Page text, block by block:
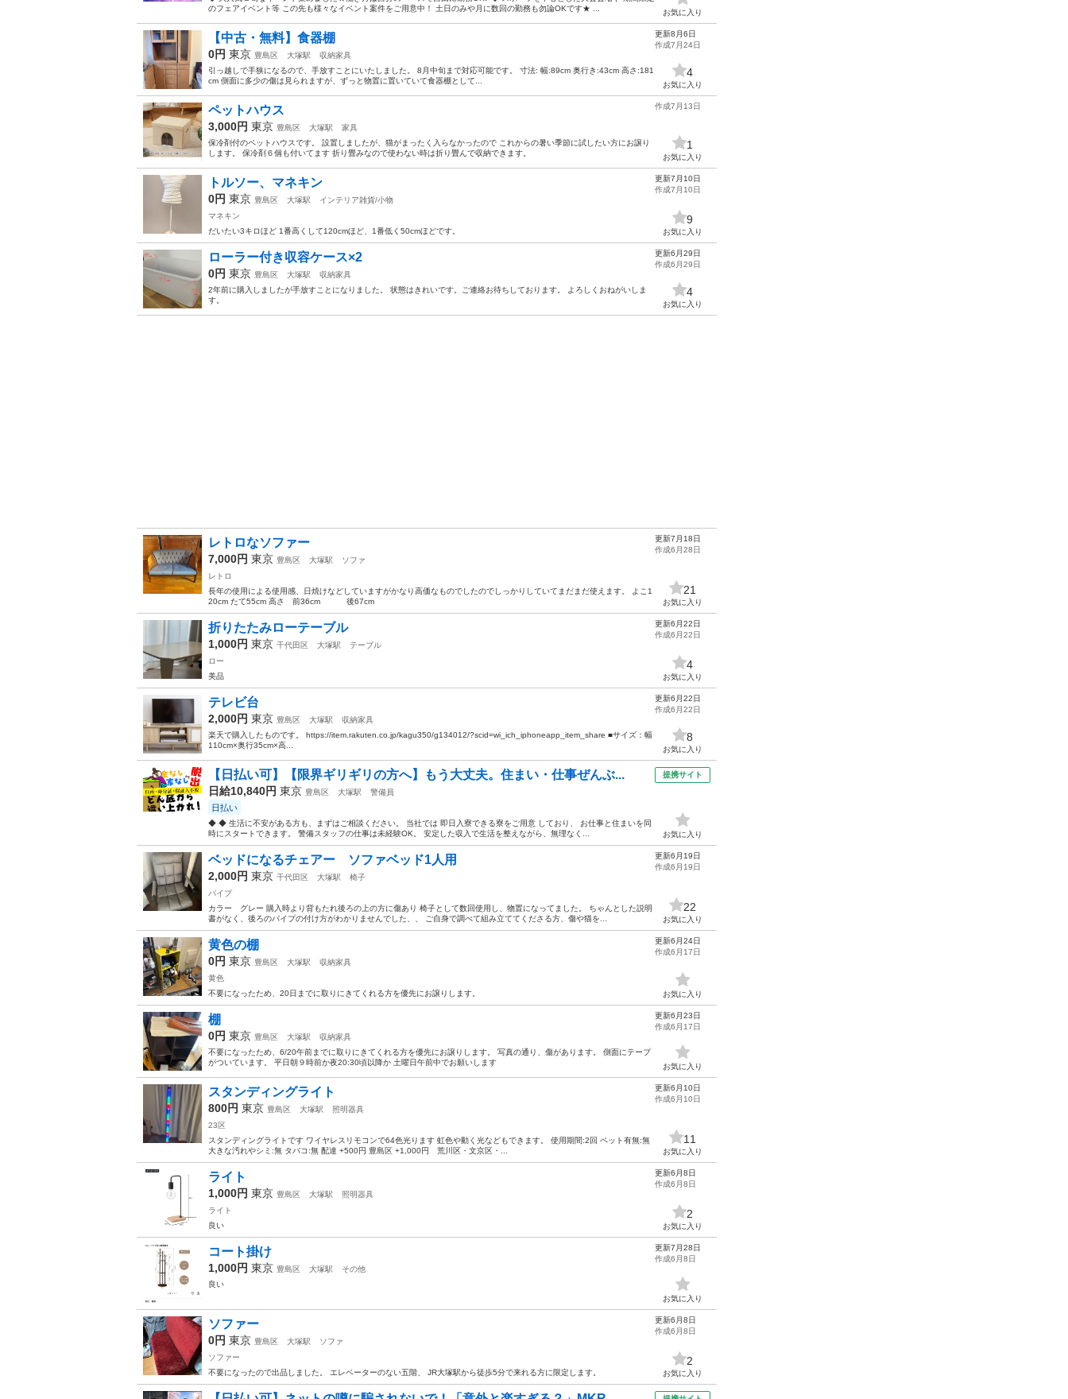
のフェアイベント等 この先も様々なイベント案件をご用意中！ 土日のみや月に数回の勤務も勿論OKです★ ...
お気に入り
【中古・無料】食器棚
0円 東京 豊島区 大塚駅
収納家具
引っ越しで手狭になるので、手放すことにいたしました。 8月中旬まで対応可能です。 寸法: 幅:89cm 奥行き:43cm 高さ:181
cm 側面に多少の傷は見られますが、ずっと物置に置いていて食器棚として...
更新8月6日
作成7月24日
4
お気に入り
ペットハウス
3,000円 東京 豊島区 大塚駅
家具
保冷剤付のペットハウスです。 設置しましたが、猫がまったく入らなかったので これからの暑い季節に試したい方にお譲り
します。 保冷剤６個も付いてます 折り畳みなので使わない時は折り畳んで収納できます。
作成7月13日
1
お気に入り
トルソー、マネキン
0円 東京 豊島区 大塚駅
インテリア雑貨/小物
マネキン
だいたい3キロほど 1番高くして120cmほど、1番低く50cmほどです。
更新7月10日
作成7月10日
9
お気に入り
ローラー付き収容ケース×2
0円 東京 豊島区 大塚駅
収納家具
2年前に購入しましたが手放すことになりました。 状態はきれいです。ご連絡お待ちしております。 よろしくおねがいしま
す。
更新6月29日
作成6月29日
4
お気に入り
レトロなソファー
7,000円 東京 豊島区 大塚駅
ソファ
レトロ
長年の使用による使用感、日焼けなどしていますがかなり高価なものでしたのでしっかりしていてまだまだ使えます。 よこ1
20cm たて55cm 高さ 前36cm 後67cm
更新7月18日
作成6月28日
21
お気に入り
折りたたみローテーブル
1,000円 東京 千代田区 大塚駅
テーブル
ロー
美品
更新6月22日
作成6月22日
4
お気に入り
テレビ台
2,000円 東京 豊島区 大塚駅
収納家具
楽天で購入したものです。 https://item.rakuten.co.jp/kagu350/g134012/?scid=wi_ich_iphoneapp_item_share ■サイズ：幅
110cm×奥行35cm×高...
更新6月22日
作成6月22日
8
お気に入り
【日払い可】【限界ギリギリの方へ】もう大丈夫。住まい・仕事ぜんぶ...
日給10,840円 東京 豊島区 大塚駅 警備員
日払い
◆ ◆ 生活に不安がある方も、まずはご相談ください。 当社では 即日入寮できる寮をご用意 しており、 お仕事と住まいを同
時にスタートできます。 警備スタッフの仕事は未経験OK。 安定した収入で生活を整えながら、無理なく...
提携サイト
お気に入り
ベッドになるチェアー ソファベッド1人用
2,000円 東京 千代田区 大塚駅
椅子
パイプ
カラー グレー 購入時より背もたれ後ろの上の方に傷あり 椅子として数回使用し、物置になってました。 ちゃんとした説明
書がなく、後ろのパイプの付け方がわかりませんでした、、 ご自身で調べて組み立ててくださる方、傷や猫を...
更新6月19日
作成6月19日
22
お気に入り
黄色の棚
0円 東京 豊島区 大塚駅
収納家具
黄色
不要になったため、20日までに取りにきてくれる方を優先にお譲りします。
更新6月24日
作成6月17日
お気に入り
棚
0円 東京 豊島区 大塚駅
収納家具
不要になったため、6/20午前までに取りにきてくれる方を優先にお譲りします。 写真の通り、傷があります。 側面にテープ
がついています。 平日朝９時前か夜20:30頃以降か 土曜日午前中でお願いします
更新6月23日
作成6月17日
お気に入り
スタンディングライト
800円 東京 豊島区 大塚駅
照明器具
23区
スタンディングライトです ワイヤレスリモコンで64色光ります 虹色や動く光などもできます。 使用期間:2回 ペット有無:無
大きな汚れやシミ:無 タバコ:無 配達 +500円 豊島区 +1,000円 荒川区・文京区・...
更新6月10日
作成6月10日
11
お気に入り
ライト
1,000円 東京 豊島区 大塚駅
照明器具
ライト
良い
更新6月8日
作成6月8日
2
お気に入り
コート掛け
1,000円 東京 豊島区 大塚駅
その他
良い
更新7月28日
作成6月8日
お気に入り
ソファー
0円 東京 豊島区 大塚駅
ソファ
ソファー
不要になったので出品しました。 エレベーターのない五階、 JR大塚駅から徒歩5分で来れる方に限定します。
更新6月8日
作成6月8日
2
お気に入り